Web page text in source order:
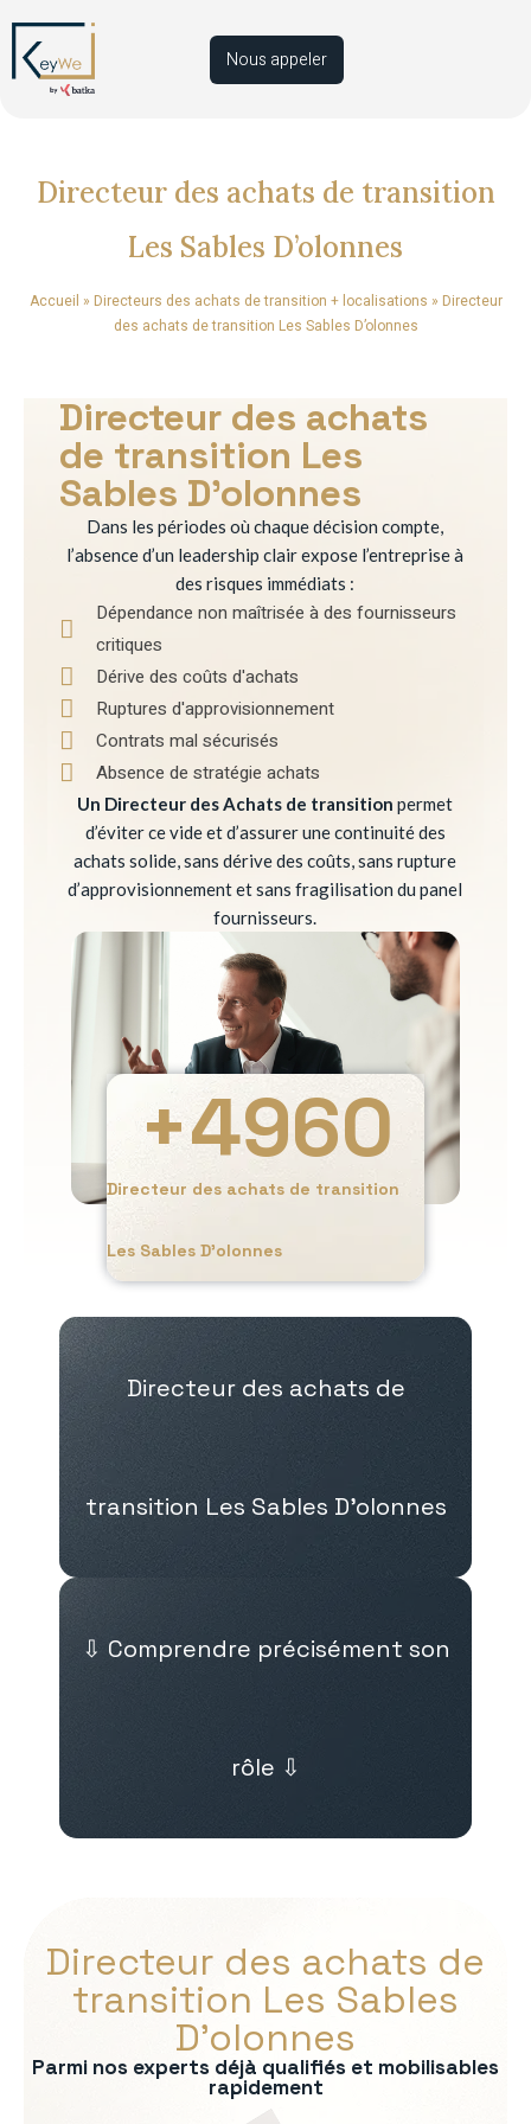
Nous appeler
Directeur des achats de transition
Les Sables D’olonnes
Accueil » Directeurs des achats de transition + localisations » Directeur
des achats de transition Les Sables D’olonnes
Directeur des achats
de transition Les
Sables D’olonnes
Dans les périodes où chaque décision compte,
l’absence d’un leadership clair expose l’entreprise à
des risques immédiats :
Dépendance non maîtrisée à des fournisseurs
critiques
Dérive des coûts d'achats
Ruptures d'approvisionnement
Contrats mal sécurisés
Absence de stratégie achats
Un Directeur des Achats de transition permet
d’éviter ce vide et d’assurer une continuité des
achats solide, sans dérive des coûts, sans rupture
d’approvisionnement et sans fragilisation du panel
fournisseurs.
Directeur des achats de transition
Les Sables D’olonnes
+4960
Directeur des achats de
transition Les Sables D’olonnes
⇩ Comprendre précisément son
rôle ⇩
Directeur des achats de
transition Les Sables
D’olonnes
Parmi nos experts déjà qualifiés et mobilisables
rapidement